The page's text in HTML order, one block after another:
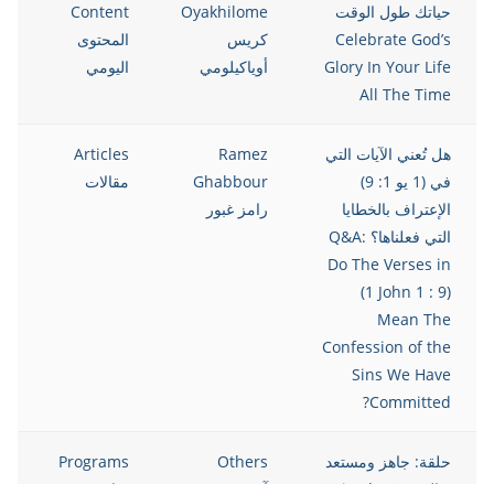
حياتك طول الوقت
Celebrate God’s
Glory In Your Life
All The Time
Oyakhilome
كريس
أوياكيلومي
Content
المحتوى
اليومي
هل تُعني الآيات التي
في (1 يو 1: 9)
الإعتراف بالخطايا
التي فعلناها؟ Q&A:
Do The Verses in
(1 John 1 : 9)
Mean The
Confession of the
Sins We Have
Committed?
Ramez
Ghabbour
رامز غبور
Articles
مقالات
حلقة: جاهز ومستعد
Others
Programs